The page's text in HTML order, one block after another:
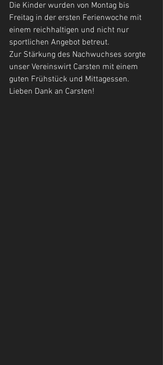
Die Kinder wurden von Montag bis
Freitag in der ersten Ferienwoche mit
einem reichhaltigen und nicht nur
sportlichen Angebot betreut.
Zur Stärkung des Nachwuchses sorgte
unser Vereinswirt Carsten mit einem
guten Frühstück und Mittagessen.
Lieben Dank an Carsten!